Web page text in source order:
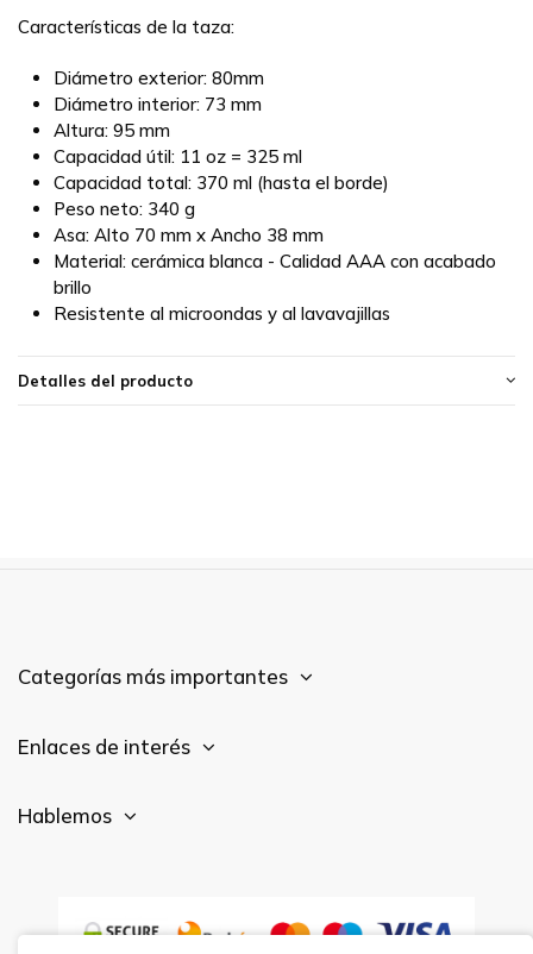
Características de la taza:
Diámetro exterior: 80mm
Diámetro interior: 73 mm
Altura: 95 mm
Capacidad útil: 11 oz = 325 ml
Capacidad total: 370 ml (hasta el borde)
Peso neto: 340 g
Asa: Alto 70 mm x Ancho 38 mm
Material: cerámica blanca - Calidad AAA con acabado
brillo
Resistente al microondas y al lavavajillas
Detalles del producto
Categorías más importantes
Enlaces de interés
Hablemos